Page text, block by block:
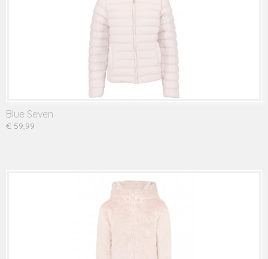
Blue Seven
€ 59,99